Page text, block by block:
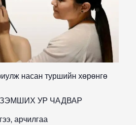
насан туршийн хөрөнгө
УР ЧАДВАР
арчилгаа